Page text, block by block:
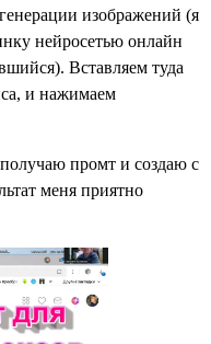
изображений (я
нейросетью онлайн
Вставляем туда
и нажимаем
промт и создаю с
меня приятно